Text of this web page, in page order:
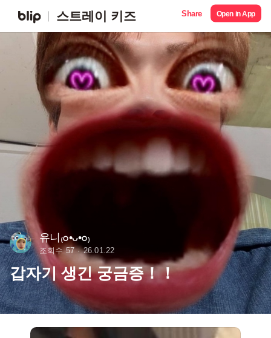
스트레이 키즈 Share Open in App
유니₍๐•ᴗ•๐₎
조회수 57 26.01.22
갑자기 생긴 궁금증！！